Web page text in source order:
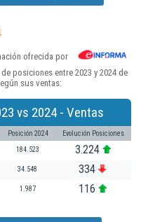
ofrecida por
posiciones entre 2023 y 2024 de
sus ventas:
vs 2024 - Ventas
Posición 2024 Evolución Posiciones
184.523 3.224
34.548 334
1.987 116